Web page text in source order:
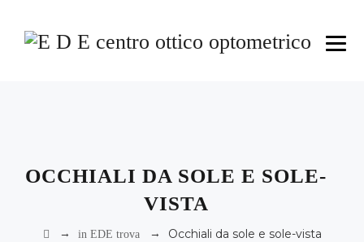
OCCHIALI DA SOLE E SOLE-
VISTA
→ in EDE trova→ Occhiali da sole e sole-vista